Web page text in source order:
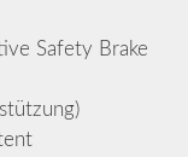
Safety Brake